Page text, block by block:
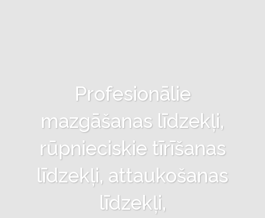
Profesionālie
mazgāšanas līdzekļi,
rūpnieciskie tīrīšanas
līdzekļi, attaukošanas
līdzekļi,